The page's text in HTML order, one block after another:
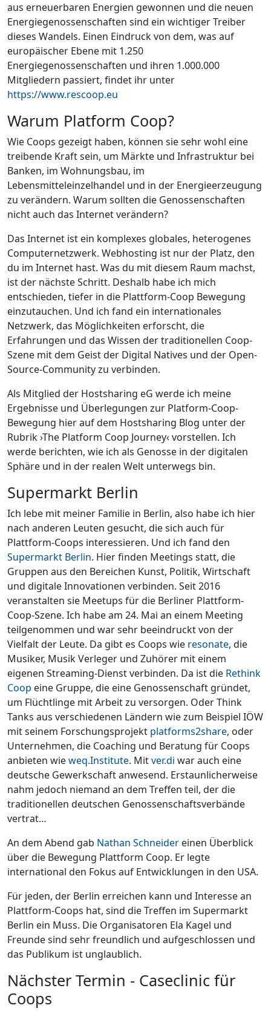
aus erneuerbaren Energien gewonnen und die neuen
Energiegenossenschaften sind ein wichtiger Treiber
dieses Wandels. Einen Eindruck von dem, was auf
europäischer Ebene mit 1.250
Energiegenossenschaften und ihren 1.000.000
Mitgliedern passiert, findet ihr unter
https://www.rescoop.eu
Warum Platform Coop?
Wie Coops gezeigt haben, können sie sehr wohl eine
treibende Kraft sein, um Märkte und Infrastruktur bei
Banken, im Wohnungsbau, im
Lebensmitteleinzelhandel und in der Energieerzeugung
zu verändern. Warum sollten die Genossenschaften
nicht auch das Internet verändern?
Das Internet ist ein komplexes globales, heterogenes
Computernetzwerk. Webhosting ist nur der Platz, den
du im Internet hast. Was du mit diesem Raum machst,
ist der nächste Schritt. Deshalb habe ich mich
entschieden, tiefer in die Plattform-Coop Bewegung
einzutauchen. Und ich fand ein internationales
Netzwerk, das Möglichkeiten erforscht, die
Erfahrungen und das Wissen der traditionellen Coop-
Szene mit dem Geist der Digital Natives und der Open-
Source-Community zu verbinden.
Als Mitglied der Hostsharing eG werde ich meine
Ergebnisse und Überlegungen zur Platform-Coop-
Bewegung hier auf dem Hostsharing Blog unter der
Rubrik ›The Platform Coop Journey‹ vorstellen. Ich
werde berichten, wie ich als Genosse in der digitalen
Sphäre und in der realen Welt unterwegs bin.
Supermarkt Berlin
Ich lebe mit meiner Familie in Berlin, also habe ich hier
nach anderen Leuten gesucht, die sich auch für
Plattform-Coops interessieren. Und ich fand den
Supermarkt Berlin. Hier finden Meetings statt, die
Gruppen aus den Bereichen Kunst, Politik, Wirtschaft
und digitale Innovationen verbinden. Seit 2016
veranstalten sie Meetups für die Berliner Plattform-
Coop-Szene. Ich habe am 24. Mai an einem Meeting
teilgenommen und war sehr beeindruckt von der
Vielfalt der Leute. Da gibt es Coops wie resonate, die
Musiker, Musik Verleger und Zuhörer mit einem
eigenen Streaming-Dienst verbinden. Da ist die Rethink
Coop eine Gruppe, die eine Genossenschaft gründet,
um Flüchtlinge mit Arbeit zu versorgen. Oder Think
Tanks aus verschiedenen Ländern wie zum Beispiel IÖW
mit seinem Forschungsprojekt platforms2share, oder
Unternehmen, die Coaching und Beratung für Coops
anbieten wieweq.Institute. Mitver.di war auch eine
deutsche Gewerkschaft anwesend. Erstaunlicherweise
nahm jedoch niemand an dem Treffen teil, der die
traditionellen deutschen Genossenschaftsverbände
vertrat…
An dem Abend gab Nathan Schneider einen Überblick
über die Bewegung Plattform Coop. Er legte
international den Fokus auf Entwicklungen in den USA.
Für jeden, der Berlin erreichen kann und Interesse an
Plattform-Coops hat, sind die Treffen im Supermarkt
Berlin ein Muss. Die Organisatoren Ela Kagel und
Freunde sind sehr freundlich und aufgeschlossen und
das Publikum ist unglaublich.
Nächster Termin - Caseclinic für
Coops